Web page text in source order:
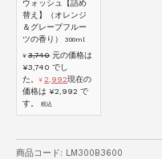
ウォッシュ【詰め
替え】（オレンジ
＆グレープフルー
ツの香り）300ml
¥ 3,740 元の価格は
¥3,740 でし
た。¥ 2,992現在の
価格は ¥2,992 で
す。
税込
商品コード: LM300B3600